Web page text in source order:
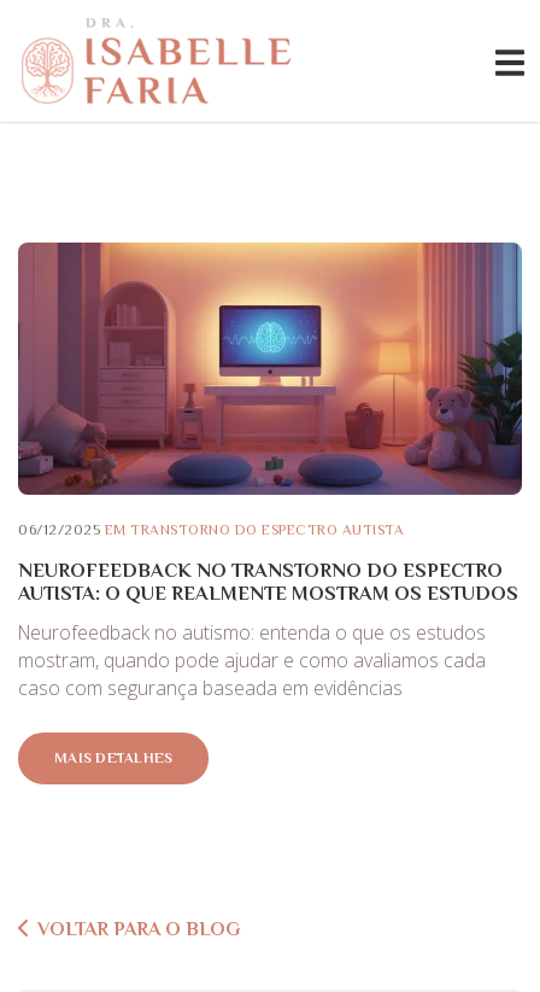
06/12/2025 EM TRANSTORNO DO ESPECTRO AUTISTA
NEUROFEEDBACK NO TRANSTORNO DO ESPECTRO
AUTISTA: O QUE REALMENTE MOSTRAM OS ESTUDOS
Neurofeedback no autismo: entenda o que os estudos
mostram, quando pode ajudar e como avaliamos cada
caso com segurança baseada em evidências
MAIS DETALHES
VOLTAR PARA O BLOG